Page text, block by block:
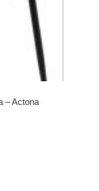
– Actona